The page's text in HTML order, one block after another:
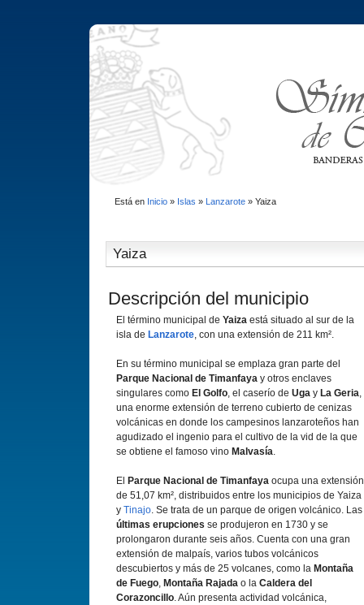
Está en Inicio» Islas » Lanzarote» Yaiza
Yaiza
Descripción del municipio
El término municipal de Yaiza está situado al sur de la
isla de Lanzarote, con una extensión de 211 km².
En su término municipal se emplaza gran parte del
Parque Nacional de Timanfaya y otros enclaves
singulares como El Golfo, el caserí­o de Uga y La Geria,
una enorme extensión de terreno cubierto de cenizas
volcánicas en donde los campesinos lanzaroteños han
agudizado el ingenio para el cultivo de la vid de la que
se obtiene el famoso vino Malvasí­a.
El Parque Nacional de Timanfaya ocupa una extensión
de 51,07 km², distribuidos entre los municipios de Yaiza
y Tinajo. Se trata de un parque de origen volcánico. Las
últimas erupciones se produjeron en 1730 y se
prolongaron durante seis años. Cuenta con una gran
extensión de malpaí­s, varios tubos volcánicos
descubiertos y más de 25 volcanes, como la Montaña
de Fuego, Montaña Rajada o la Caldera del
Corazoncillo. Aún presenta actividad volcánica,